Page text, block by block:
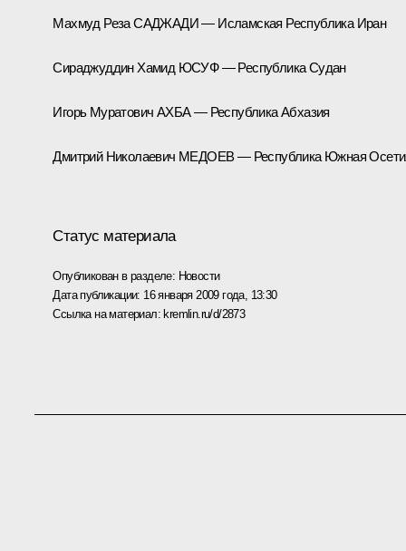
Махмуд Реза САДЖАДИ — Исламская Республика Иран
Сираджуддин Хамид ЮСУФ — Республика Судан
Игорь Муратович АХБА — Республика Абхазия
Дмитрий Николаевич МЕДОЕВ — Республика Южная
Статус материала
Опубликован в разделе: Новости
Дата публикации: 16 января 2009 года, 13:30
Ссылка на материал:kremlin.ru/d/2873